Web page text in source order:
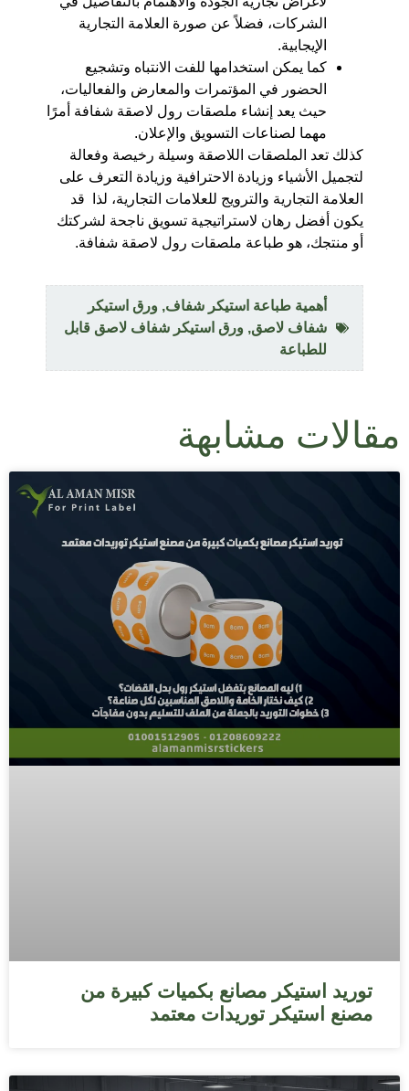
الشركات، فضلاً عن صورة العلامة التجارية
الإيجابية.
كما يمكن استخدامها للفت الانتباه وتشجيع
الحضور في المؤتمرات والمعارض والفعاليات،
حيث يعد إنشاء ملصقات رول لاصقة شفافة أمرًا
مهما لصناعات التسويق والإعلان.
كذلك تعد الملصقات اللاصقة وسيلة رخيصة وفعالة
لتجميل الأشياء وزيادة الاحترافية وزيادة التعرف على
العلامة التجارية والترويج للعلامات التجارية، لذا قد
يكون أفضل رهان لاستراتيجية تسويق ناجحة لشركتك
أو منتجك، هو طباعة ملصقات رول لاصقة شفافة.
أهمية طباعة استيكر شفاف, ورق استيكر
شفاف لاصق, ورق استيكر شفاف لاصق قابل
للطباعة
مقالات مشابهة
توريد استيكر مصانع بكميات كبيرة من
مصنع استيكر توريدات معتمد